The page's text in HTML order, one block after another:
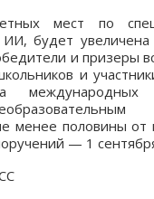
мест по
будет увеличена
и призеры
и
международных
менее половины от
— 1